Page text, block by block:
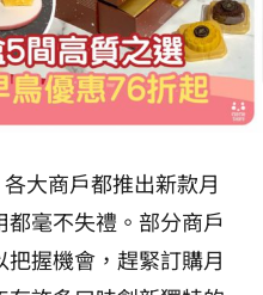
大商戶都推出新款月
毫不失禮。部分商戶
握機會，趕緊訂購月